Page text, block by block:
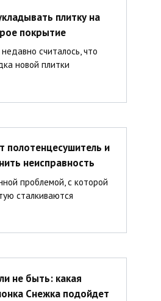
плитку на
покрытие
считалось, что
новой плитки
полотенцесушитель и
неисправность
проблемой, с которой
сталкиваются
не быть: какая
Снежка подойдет